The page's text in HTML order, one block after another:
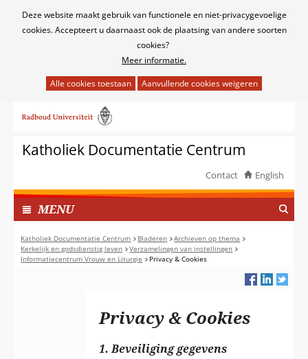
Cookies
Deze website maakt gebruik van functionele en niet-privacygevoelige
cookies. Accepteert u daarnaast ook de plaatsing van andere soorten
cookies?
Meer informatie.
het
van
cookies
deze
website
worden
toegestaan
of
geweigerd.
naar
inhoudKatholiek Documentatie Centrum
Contact English
MENUI
N
G
E
K
Katholiek Documentatie Centrum Bladeren
Archieven op thema
Kerkelijk en godsdienstig leven
Verzamelingen van instellingen
Informatiecentrum Vrouw en Liturgie
Privacy & Cookies
Privacy & Cookies
1. Beveiliging gegevens